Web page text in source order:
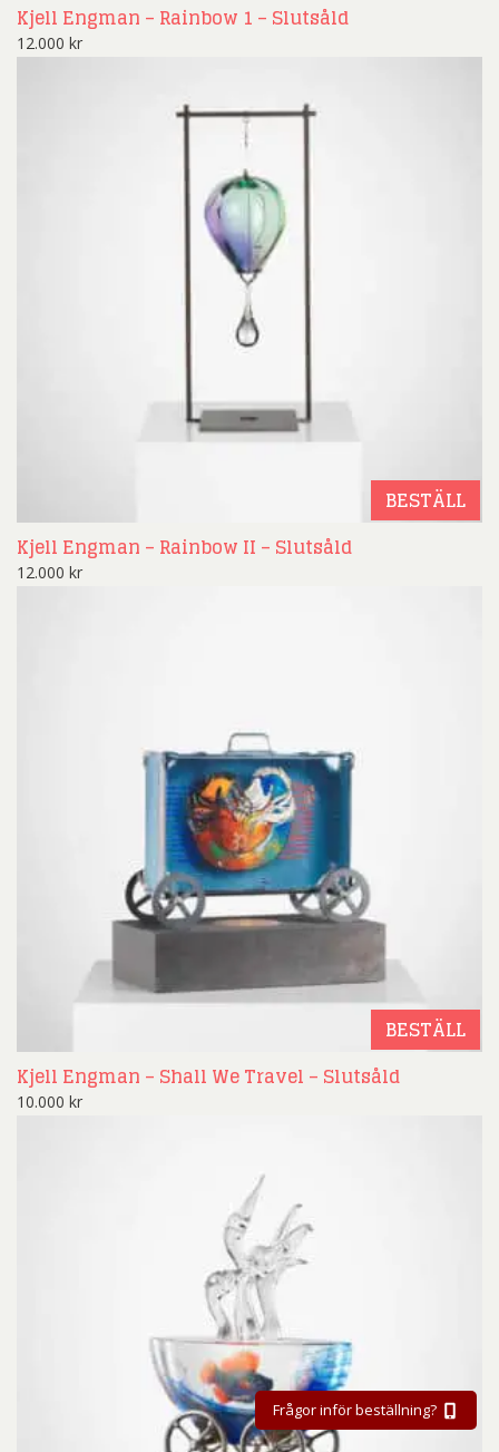
Kjell Engman – Rainbow 1 – Slutsåld
12.000 kr
BESTÄLL
Kjell Engman – Rainbow II – Slutsåld
12.000 kr
BESTÄLL
Kjell Engman – Shall We Travel – Slutsåld
10.000 kr
Frågor inför beställning?